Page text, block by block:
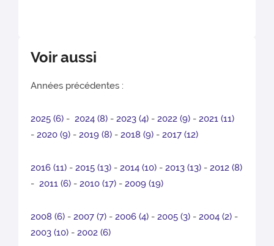
Voir aussi
Années précédentes :
2025 (6) -2024 (8) -2023 (4) -2022 (9) -2021 (11)
-2020 (9) -2019 (8) -2018 (9) -2017 (12)
2016 (11) -2015 (13) -2014 (10) -2013 (13) -2012 (8)
-2011 (6) -2010 (17) -2009 (19)
2008 (6) -2007 (7) -2006 (4) -2005 (3) -2004 (2) -
2003 (10) -2002 (6)